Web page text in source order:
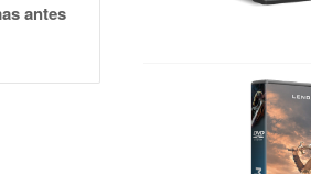
antes